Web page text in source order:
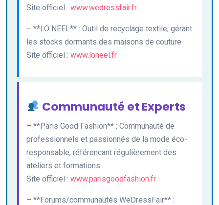
Site officiel : www.wedressfair.fr
– **LO NEEL** : Outil de recyclage textile, gérant
les stocks dormants des maisons de couture.
Site officiel : www.loneel.fr
Communauté et Experts
– **Paris Good Fashion** : Communauté de
professionnels et passionnés de la mode éco-
responsable, référencant régulièrement des
ateliers et formations.
Site officiel : www.parisgoodfashion.fr
– **Forums/communautés WeDressFair** :